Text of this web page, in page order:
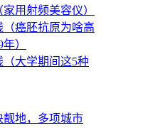
用射频美容仪）
癌胚抗原为啥高
）
大学期间这5种
靓地，多项城市